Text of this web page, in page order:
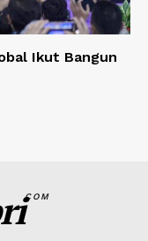
Ikut Bangun
COM